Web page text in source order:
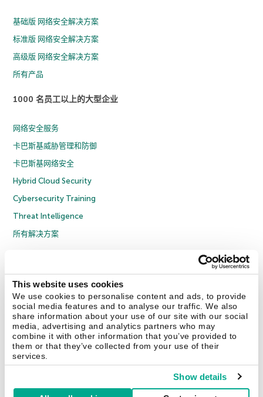
This website uses cookies
We use cookies to personalise content and ads, to provide
social media features and to analyse our traffic. We also
share information about your use of our site with our social
media, advertising and analytics partners who may
combine it with other information that you’ve provided to
them or that they’ve collected from your use of their
services.
Show details
基础版 网络安全解决方案
标准版 网络安全解决方案
高级版 网络安全解决方案
所有产品
1000 名员工以上的大型企业
网络安全服务
卡巴斯基威胁管理和防御
卡巴斯基网络安全
Hybrid Cloud Security
Cybersecurity Training
Threat Intelligence
所有解决方案
隐私策略
反腐败政策
许可协议 B2B
京ICP备12053225号
京公网安备 11010102001169号
联系我们 关于我们 合作伙伴 Blog 资源中心 新闻稿
Securelist Eugene Personal Blog